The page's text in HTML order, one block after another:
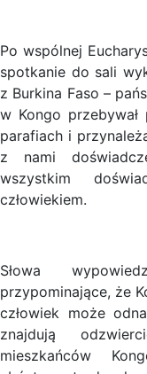
Po wspólnej
spotkanie do sali
z Burkina Faso –
w Kongo
parafiach i
z nami
wszystkim
człowiekiem.
Słowa
przypominające, że
człowiek może
znajdują
mieszkańców